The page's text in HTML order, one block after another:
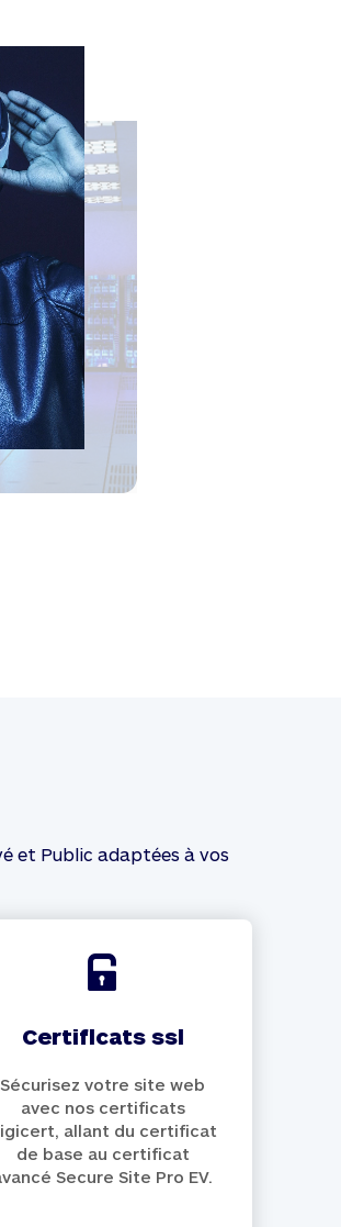
et Public adaptées à vos
certificats ssl
Sécurisez votre site web
avec nos certificats
allant du certificat
de base au certificat
Secure Site Pro EV.